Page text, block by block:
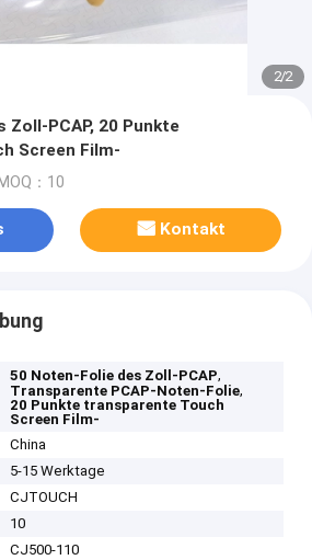
2/2
Zoll-PCAP, 20 Punkte
Screen Film-
MOQ：10
Kontakt
50 Noten-Folie des Zoll-PCAP,
Transparente PCAP-Noten-Folie,
20 Punkte transparente Touch
Screen Film-
China
5-15 Werktage
CJTOUCH
10
CJ500-110